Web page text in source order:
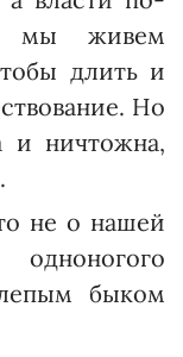
мы живем
длить и
Но
и ничтожна,
не о нашей
быком